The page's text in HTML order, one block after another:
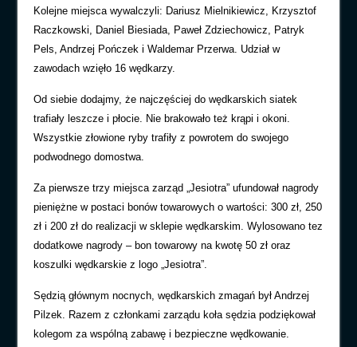
Kolejne miejsca wywalczyli: Dariusz Mielnikiewicz, Krzysztof
Raczkowski, Daniel Biesiada, Paweł Zdziechowicz, Patryk
Pels, Andrzej Pończek i Waldemar Przerwa. Udział w
zawodach wzięło 16 wędkarzy.
Od siebie dodajmy, że najczęściej do wędkarskich siatek
trafiały leszcze i płocie. Nie brakowało też krąpi i okoni.
Wszystkie złowione ryby trafiły z powrotem do swojego
podwodnego domostwa.
Za pierwsze trzy miejsca zarząd „Jesiotra” ufundował nagrody
pieniężne w postaci bonów towarowych o wartości: 300 zł, 250
zł i 200 zł do realizacji w sklepie wędkarskim. Wylosowano tez
dodatkowe nagrody – bon towarowy na kwotę 50 zł oraz
koszulki wędkarskie z logo „Jesiotra”.
Sędzią głównym nocnych, wędkarskich zmagań był Andrzej
Pilzek. Razem z członkami zarządu koła sędzia podziękował
kolegom za wspólną zabawę i bezpieczne wędkowanie.